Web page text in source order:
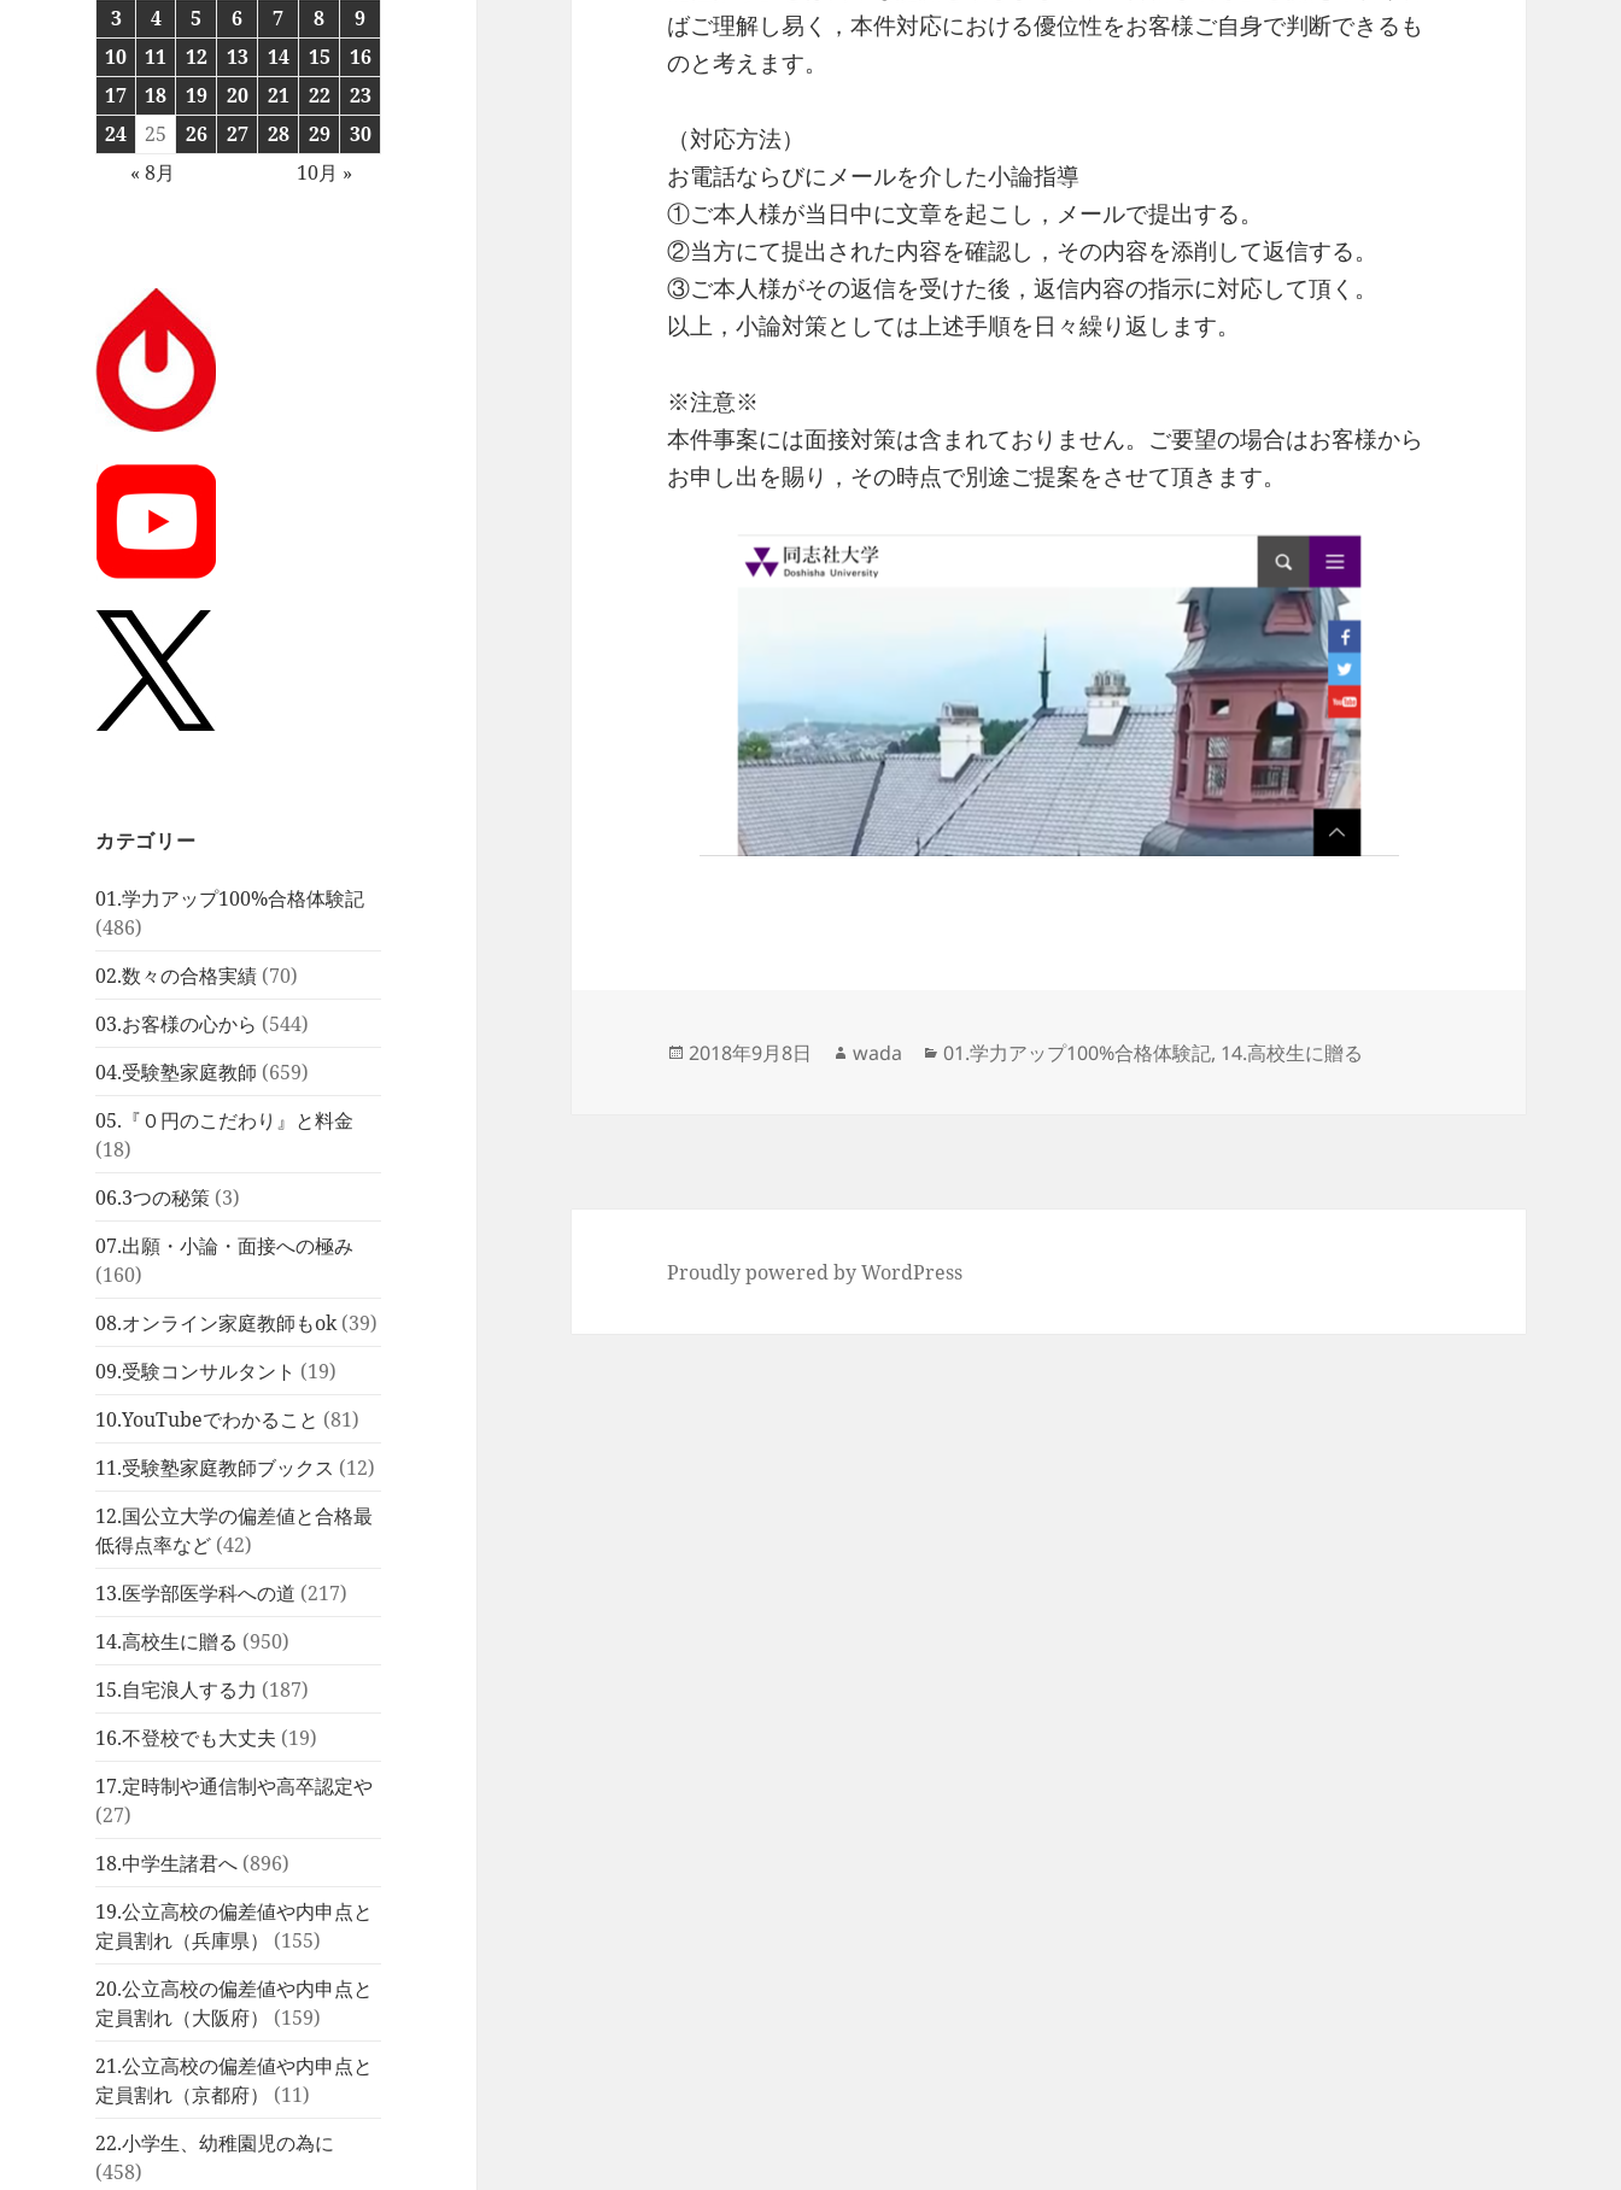
3
4 5 6 7 8
9
10
11 12 13 14 15
16
17
18 19 20 21 22
23
24
25 26 27 28 29
30
« 8月
10月 »
カテゴリー
01.学力アップ100%合格体験記
(486)
02.数々の合格実績 (70)
03.お客様の心から (544)
04.受験塾家庭教師 (659)
05.『０円のこだわり』と料金
(18)
06.3つの秘策 (3)
07.出願・小論・面接への極み
(160)
08.オンライン家庭教師もok(39)
09.受験コンサルタント (19)
10.YouTubeでわかること (81)
11.受験塾家庭教師ブックス (12)
12.国公立大学の偏差値と合格最
低得点率など (42)
13.医学部医学科への道 (217)
14.高校生に贈る (950)
15.自宅浪人する力 (187)
16.不登校でも大丈夫 (19)
17.定時制や通信制や高卒認定や
(27)
18.中学生諸君へ (896)
19.公立高校の偏差値や内申点と
定員割れ（兵庫県）
(155)
20.公立高校の偏差値や内申点と
定員割れ（大阪府）
(159)
21.公立高校の偏差値や内申点と
定員割れ（京都府）
(11)
22.小学生、幼稚園児の為に
(458)
ばご理解し易く，本件対応における優位性をお客様ご自身で判断できるも
のと考えます。
（対応方法）
お電話ならびにメールを介した小論指導
①ご本人様が当日中に文章を起こし，メールで提出する。
②当方にて提出された内容を確認し，その内容を添削して返信する。
③ご本人様がその返信を受けた後，返信内容の指示に対応して頂く。
以上，小論対策としては上述手順を日々繰り返します。
※注意※
本件事案には面接対策は含まれておりません。ご要望の場合はお客様から
お申し出を賜り，その時点で別途ご提案をさせて頂きます。
投
2018年9月8日
作
wada
カ
01.学力アップ100%合格体験記, 14.高校生に贈る
Proudly powered by WordPress